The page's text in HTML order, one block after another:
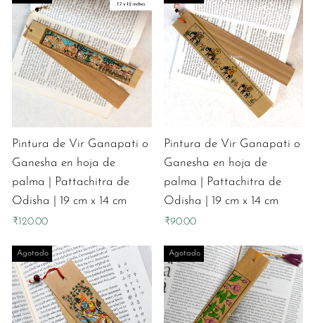
Pintura de Vir Ganapati o
Ganesha en hoja de
palma | Pattachitra de
Odisha | 19 cm x 14 cm
₹120.00
Pintura de Vir Ganapati o
Ganesha en hoja de
palma | Pattachitra de
Odisha | 19 cm x 14 cm
₹90.00
Agotado Agotado